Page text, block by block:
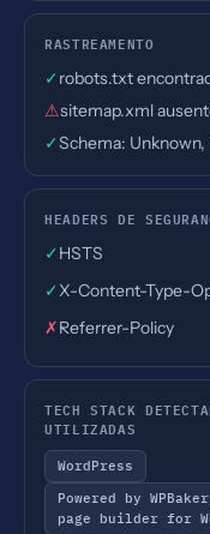
RASTREAMENTO
✓ robots.txt
⚠sitemap.xml
✓Schema:
HEADERS DE
✓ HSTS
✓X-Content-Type-
✗Referrer-Policy
TECH STACK
UTILIZADAS
WordPress
Powered by
page builder for